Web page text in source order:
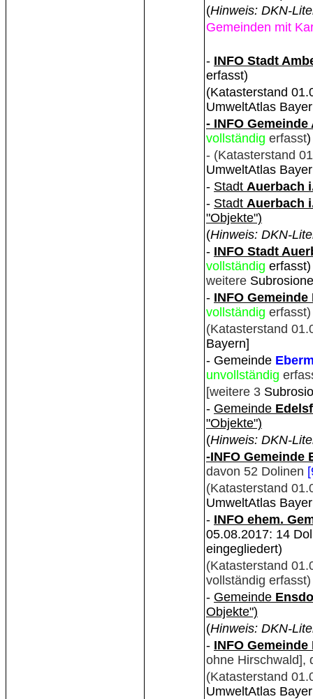
(Hinweis: DKN-
Gemeinden mit
- INFO Stadt
erfasst)
(Katasterstand
UmweltAtlas
- INFO
vollständig erfasst)
- (Katasterstand
UmweltAtlas
- Stadt Auerbach
- Stadt Auerbach
"Objekte")
(Hinweis: DKN-
- INFO Stadt
vollständig
weitere
- INFO
vollständig erfasst)
(Katasterstand
Bayern]
- Gemeinde
unvollständig
[weitere 3
- Gemeinde
"Objekte")
(Hinweis: DKN-
-INFO Gemeinde
davon 52 Dolinen
(Katasterstand
UmweltAtlas
- INFO ehem.
05.08.2017: 14
eingegliedert)
(Katasterstand
vollständig erfasst)
- Gemeinde
Objekte")
(Hinweis: DKN-
- INFO
ohne Hirschwald],
(Katasterstand
UmweltAtlas